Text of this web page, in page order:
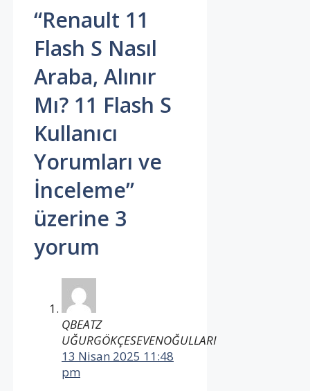
“Renault 11
Flash S Nasıl
Araba, Alınır
Mı? 11 Flash S
Kullanıcı
Yorumları ve
İnceleme”
üzerine 3
yorum
QBEATZ
UĞURGÖKÇESEVENOĞULLARI
13 Nisan 2025 11:48
pm